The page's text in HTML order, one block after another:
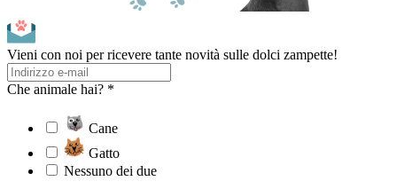
Vieni con noi per ricevere tante novità sulle dolci zampette!
Che animale hai? *
Cane
Gatto
Nessuno dei due